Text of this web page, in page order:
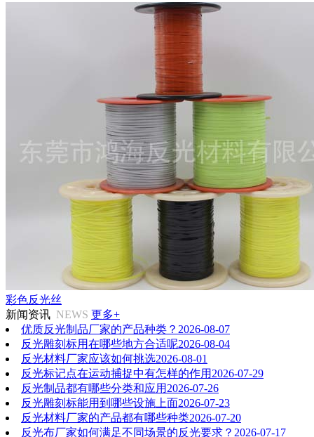
彩色反光丝
新闻资讯 NEWS 更多+
优质反光制品厂家的产品种类？ 2026-08-07
反光雕刻标用在哪些地方合适呢2026-08-04
反光材料厂家应该如何挑选2026-08-01
反光标记点在运动捕捉中有怎样的作用 2026-07-29
反光制品都有哪些分类和应用 2026-07-26
反光雕刻标能用到哪些设施上面2026-07-23
反光材料厂家的产品都有哪些种类2026-07-20
反光布厂家如何满足不同场景的反光要求？ 2026-07-17